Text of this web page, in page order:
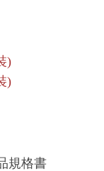
)
)
規格書